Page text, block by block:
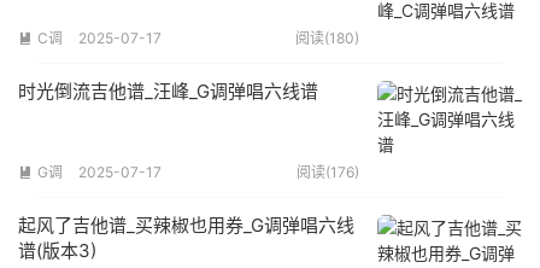
 C调 2025-07-17 阅读(180)
时光倒流吉他谱_汪峰_G调弹唱六线谱
 G调 2025-07-17 阅读(176)
起风了吉他谱_买辣椒也用券_G调弹唱六线
谱(版本3)